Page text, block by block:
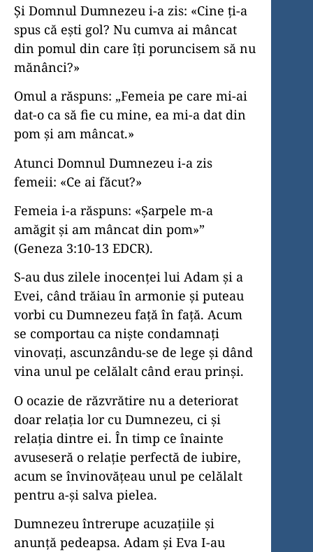
Și Domnul Dumnezeu i-a zis: «Cine ți-a
spus că ești gol? Nu cumva ai mâncat
din pomul din care îți poruncisem să nu
mănânci?»
Omul a răspuns: „Femeia pe care mi-ai
dat-o ca să fie cu mine, ea mi-a dat din
pom și am mâncat.»
Atunci Domnul Dumnezeu i-a zis
femeii: «Ce ai făcut?»
Femeia i-a răspuns: «Șarpele m-a
amăgit și am mâncat din pom»”
(Geneza 3:10-13 EDCR).
S-au dus zilele inocenței lui Adam și a
Evei, când trăiau în armonie și puteau
vorbi cu Dumnezeu față în față. Acum
se comportau ca niște condamnați
vinovați, ascunzându-se de lege și dând
vina unul pe celălalt când erau prinși.
O ocazie de răzvrătire nu a deteriorat
doar relația lor cu Dumnezeu, ci și
relația dintre ei. În timp ce înainte
avuseseră o relație perfectă de iubire,
acum se învinovățeau unul pe celălalt
pentru a-și salva pielea.
Dumnezeu întrerupe acuzațiile și
anunță pedeapsa. Adam și Eva I-au